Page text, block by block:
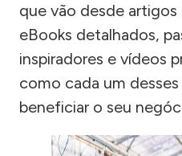
que vão desde
eBooks detalhados,
inspiradores e vídeos
como cada um
beneficiar o seu